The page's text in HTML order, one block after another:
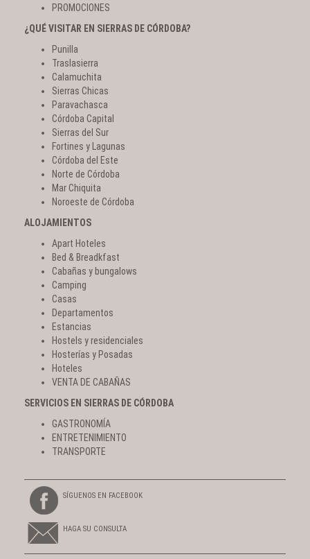
PROMOCIONES
¿QUÉ VISITAR EN SIERRAS DE CÓRDOBA?
Punilla
Traslasierra
Calamuchita
Sierras Chicas
Paravachasca
Córdoba Capital
Sierras del Sur
Fortines y Lagunas
Córdoba del Este
Norte de Córdoba
Mar Chiquita
Noroeste de Córdoba
ALOJAMIENTOS
Apart Hoteles
Bed & Breadkfast
Cabañas y bungalows
Camping
Casas
Departamentos
Estancias
Hostels y residenciales
Hosterías y Posadas
Hoteles
VENTA DE CABAÑAS
SERVICIOS EN SIERRAS DE CÓRDOBA
GASTRONOMÍA
ENTRETENIMIENTO
TRANSPORTE
SÍGUENOS EN FACEBOOK
HAGA SU CONSULTA